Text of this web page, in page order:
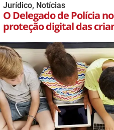
Jurídico, Notícias
O Delegado de Polícia
proteção digital das